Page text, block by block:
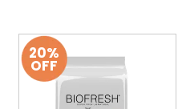
20%
OFF